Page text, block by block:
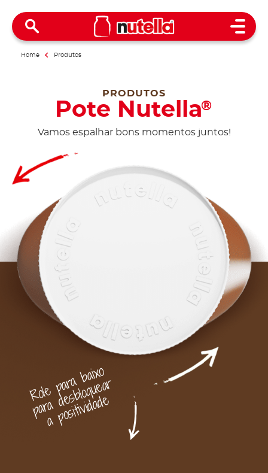
Open
Home Produtos
PRODUTOS
Pote Nutella®
Vamos espalhar bons momentos juntos!